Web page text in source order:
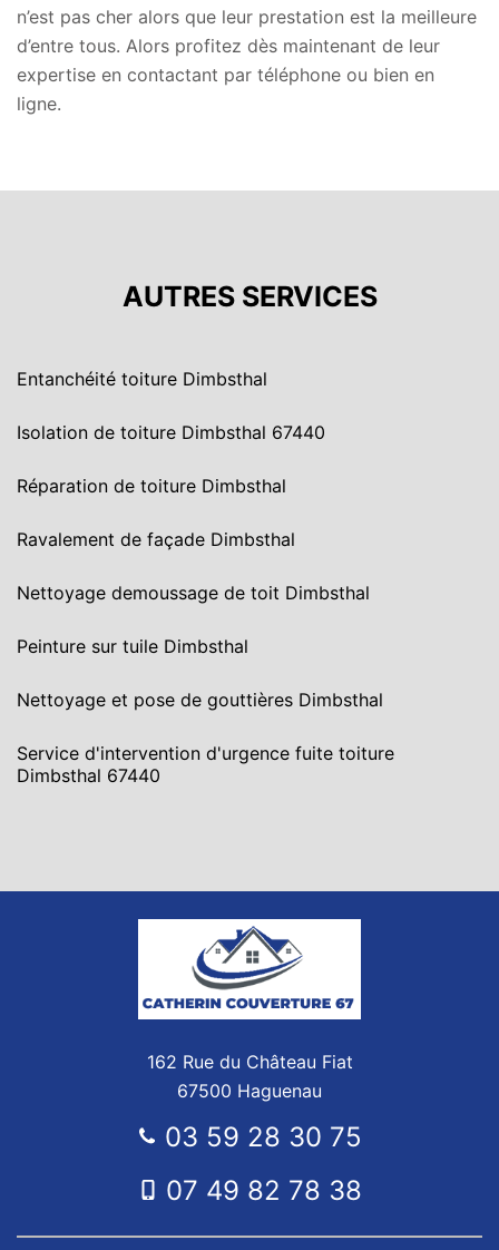
n’est pas cher alors que leur prestation est la meilleure
d’entre tous. Alors profitez dès maintenant de leur
expertise en contactant par téléphone ou bien en
ligne.
AUTRES SERVICES
Entanchéité toiture Dimbsthal
Isolation de toiture Dimbsthal 67440
Réparation de toiture Dimbsthal
Ravalement de façade Dimbsthal
Nettoyage demoussage de toit Dimbsthal
Peinture sur tuile Dimbsthal
Nettoyage et pose de gouttières Dimbsthal
Service d'intervention d'urgence fuite toiture
Dimbsthal 67440
162 Rue du Château Fiat
67500 Haguenau
03 59 28 30 75
07 49 82 78 38